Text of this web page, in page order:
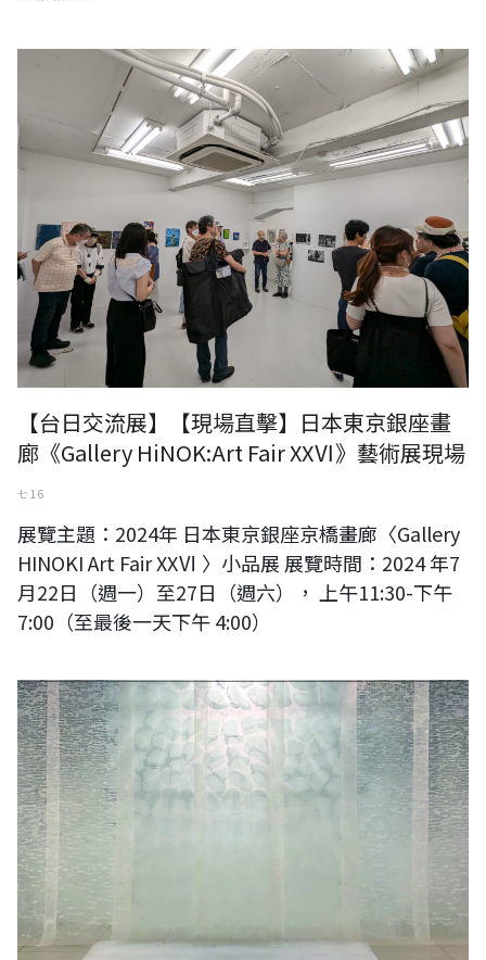
《台灣日本國際交流展》【現場直擊】日本東京銀座畫廊《Gallery
HiNOK:Art Fair XXⅥ》藝術展現場
【台日交流展】【現場直擊】日本東京銀座畫
廊《Gallery HiNOK:Art Fair XXⅥ》藝術展現場
七 16
展覽主題：2024年 日本東京銀座京橋畫廊〈Gallery
HINOKI Art Fair XXⅥ 〉小品展 展覽時間：2024 年7
月22日（週一）至27日（週六）， 上午11:30-下午
7:00（至最後一天下午 4:00）
圖片來源：日本Gallery檜：深澤 修 展（作品為日本山梨縣立美術館館
藏）